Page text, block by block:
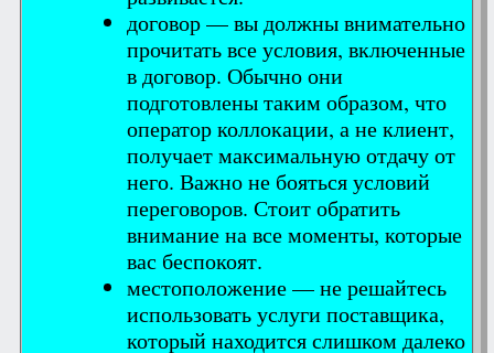
договор — вы должны внимательно
прочитать все условия, включенные
в договор. Обычно они
подготовлены таким образом, что
оператор коллокации, а не клиент,
получает максимальную отдачу от
него. Важно не бояться условий
переговоров. Стоит обратить
внимание на все моменты, которые
вас беспокоят.
местоположение — не решайтесь
использовать услуги поставщика,
который находится слишком далеко